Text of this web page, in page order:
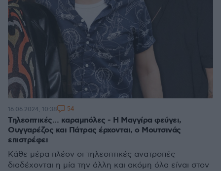
Τηλεοπτικές... καραμπόλες - Η Μαγγίρα φεύγει,
Ουγγαρέζος και Πάτρας έρχονται, o Μουτσινάς
επιστρέφει
Κάθε μέρα πλέον οι τηλεοπτικές ανατροπές
διαδέχονται η μία την άλλη και ακόμη όλα είναι στον
16.06.2024, 10:38 54